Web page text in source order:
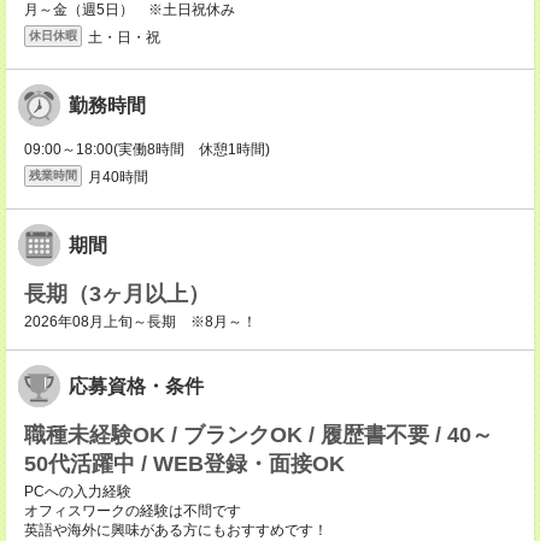
月～金（週5日） ※土日祝休み
休日休暇 土・日・祝
勤務時間
09:00～18:00(実働8時間 休憩1時間)
残業時間 月40時間
期間
長期（3ヶ月以上）
2026年08月上旬～長期 ※8月～！
応募資格・条件
職種未経験OK / ブランクOK / 履歴書不要 / 40～
50代活躍中 / WEB登録・面接OK
PCへの入力経験
オフィスワークの経験は不問です
英語や海外に興味がある方にもおすすめです！